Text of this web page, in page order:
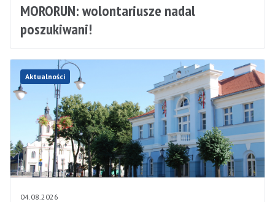
MORORUN: wolontariusze nadal
poszukiwani!
Aktualności
04.08.2026